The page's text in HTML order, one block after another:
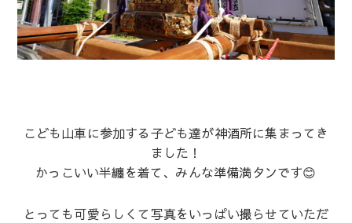
こども山車に参加する子ども達が神酒所に集まってき
ました！
かっこいい半纏を着て、みんな準備満タンです😊
とっても可愛らしくて写真をいっぱい撮らせていただ